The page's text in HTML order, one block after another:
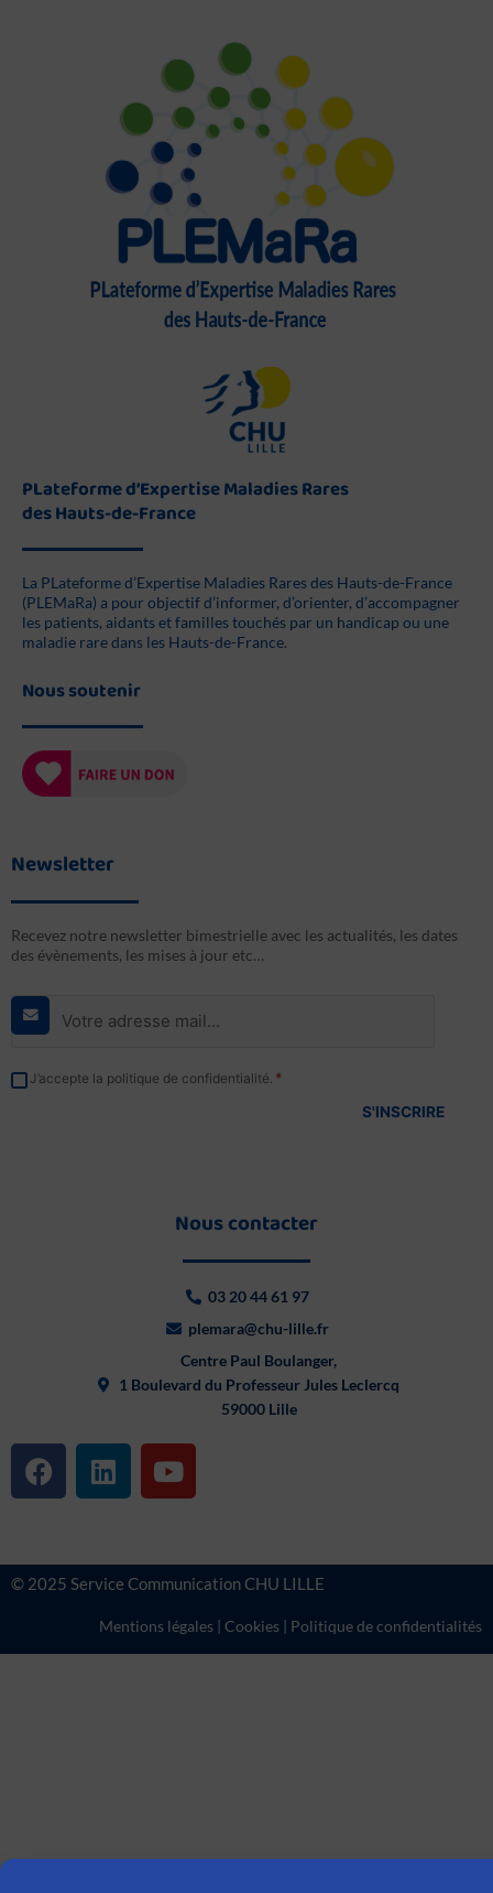
PLateforme d’Expertise Maladies Rares
des Hauts-de-France
La PLateforme d’Expertise Maladies Rares des Hauts-de-France
(PLEMaRa) a pour objectif d’informer, d’orienter, d’accompagner
les patients, aidants et familles touchés par un handicap ou une
maladie rare dans les Hauts-de-France.
Nous soutenir
Newsletter
Recevez notre newsletter bimestrielle avec les actualités, les dates
des évènements, les mises à jour etc…
E-
mail
RGPD
J’accepte la politique de confidentialité. *
Nous contacter
03 20 44 61 97
plemara@chu-lille.fr
Centre Paul Boulanger,
1 Boulevard du Professeur Jules Leclercq
59000 Lille
F
a
b
o
k
L
i
e
d
i
n
Y
o
u
b
e
© 2025 Service Communication CHU LILLE
Mentions légales | Cookies | Politique de confidentialités